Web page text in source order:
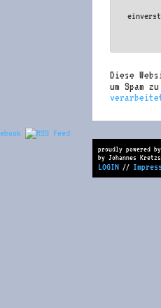
Diese
um Spam
proudly powered
by Johannes
LOGIN //